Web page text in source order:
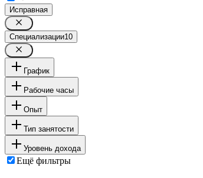
Исправная
Специализации10
График
Рабочие часы
Опыт
Тип занятости
Уровень дохода
Ещё фильтры